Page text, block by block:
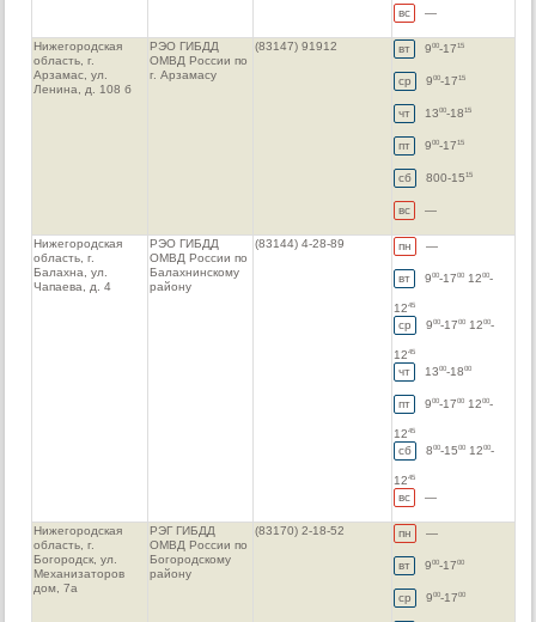
вс —
Нижегородская
область, г.
Арзамас, ул.
Ленина, д. 108 б
РЭО ГИБДД
ОМВД России по
г. Арзамасу
(83147) 91912 вт 900 -1715
ср 900 -1715
чт 1300 -1815
пт 900 -1715
сб 800-1515
вс —
Нижегородская
область, г.
Балахна, ул.
Чапаева, д. 4
РЭО ГИБДД
ОМВД России по
Балахнинскому
району
(83144) 4-28-89 пн —
вт 900 -1700 1200 -
1245
ср 900 -1700 1200 -
1245
чт 1300 -1800
пт 900 -1700 1200 -
1245
сб 800 -1500 1200 -
1245
вс —
Нижегородская
область, г.
Богородск, ул.
Механизаторов
дом, 7а
РЭГ ГИБДД
ОМВД России по
Богородскому
району
(83170) 2-18-52 пн —
вт 900 -1700
ср 900 -1700